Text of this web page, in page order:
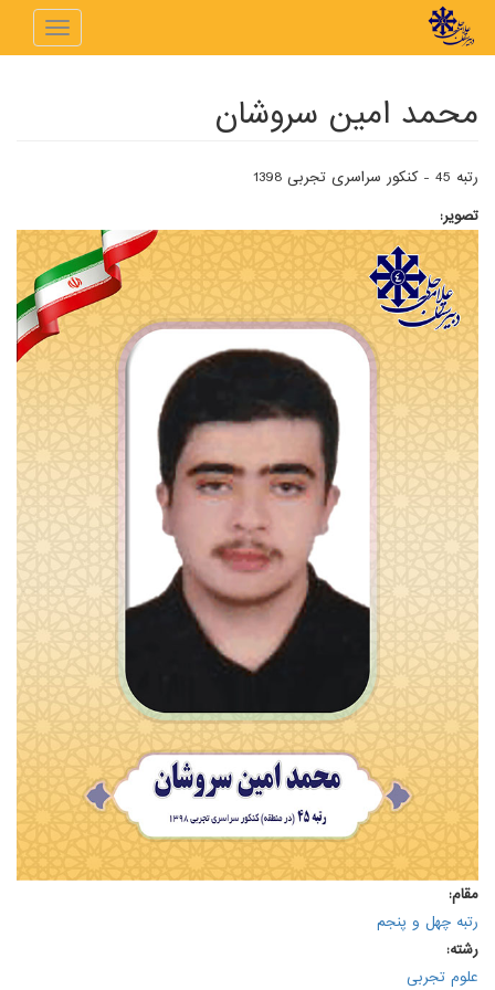
رفتن به محتوای اصلی
Toggle
محمد امین سروشان
رتبه 45 - کنکور سراسری تجربی 1398
تصویر:
مقام:
رتبه چهل و پنجم
رشته:
علوم تجربی